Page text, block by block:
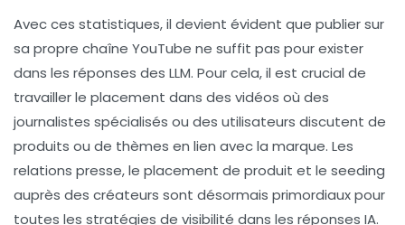
Avec ces statistiques, il devient évident que publier sur
sa propre chaîne YouTube ne suffit pas pour exister
dans les réponses des LLM. Pour cela, il est crucial de
travailler le placement dans des vidéos où des
journalistes spécialisés ou des utilisateurs discutent de
produits ou de thèmes en lien avec la marque. Les
relations presse, le placement de produit et le seeding
auprès des créateurs sont désormais primordiaux pour
toutes les stratégies de visibilité dans les réponses IA.